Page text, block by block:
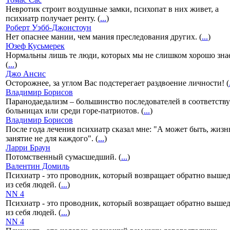
Невротик строит воздушные замки, психопат в них живет, а
психиатр получает ренту. (...)
Роберт Уэбб-Джонстоун
Нет опаснее мании, чем мания преследования других. (...)
Юзеф Кусьмерек
Нормальны лишь те люди, которых мы не слишком хорошо
(...)
Джо Ансис
Осторожнее, за углом Вас подстерегает раздвоение личности! (
Владимир Борисов
Паранодаедализм – большинство последователей в
больницах или среди горе-патриотов. (...)
Владимир Борисов
После года лечения психиатр сказал мне: "А может быть,
занятие не для каждого". (...)
Ларри Браун
Потомственный сумасшедший. (...)
Валентин Домиль
Психиатр - это проводник, который возвращает обратно
из себя людей. (...)
NN 4
Психиатр - это проводник, который возвращает обратно
из себя людей. (...)
NN 4